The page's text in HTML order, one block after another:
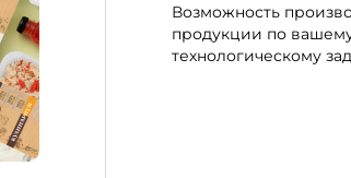
Возможность
продукции по
технологическому